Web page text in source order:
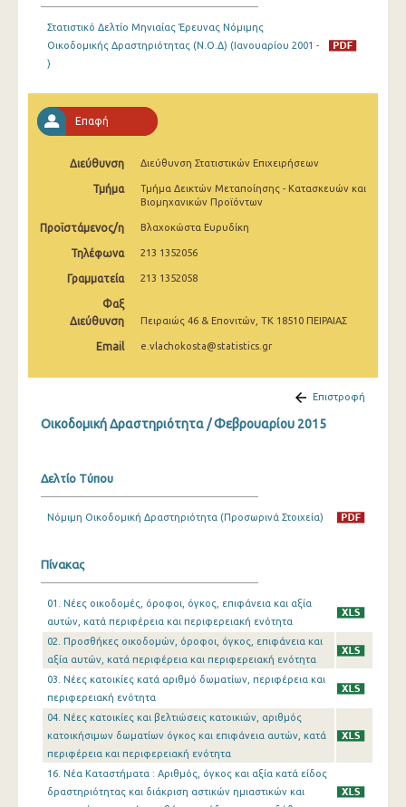
Ιανουαρίου 2025
Δεκεμβρίου 2024
Οκτωβρίου 2024
Σεπτεμβρίου 2024
Αυγούστου 2024
Ιουλίου 2024
Ιουνίου 2024
Απριλίου 2024
Δεκεμβρίου 2023
Οκτωβρίου 2023
Αυγούστου 2023
Ιουνίου 2023
Μαΐου 2023
Απριλίου 2023
Μαρτίου 2023
Φεβρουαρίου 2023
Ιανουαρίου 2023
Στατιστικό Δελτίο Μηνιαίας Έρευνας Νόμιμης
Οικοδομικής Δραστηριότητας (Ν.Ο.Δ) (Ιανουαρίου 2001 -
)
Επαφή
Διεύθυνση Διεύθυνση Στατιστικών Επιχειρήσεων
Τμήμα
Τμήμα Δεικτών Μεταποίησης - Κατασκευών και
Βιομηχανικών Προϊόντων
Προϊστάμενος/η Βλαχοκώστα Ευρυδίκη
Τηλέφωνα 213 1352056
Γραμματεία 213 1352058
Φαξ
Διεύθυνση
Πειραιώς 46 & Επονιτών, ΤΚ 18510 ΠΕΙΡΑΙΑΣ
Email e.vlachokosta@statistics.gr
Επιστροφή
Οικοδομική Δραστηριότητα / Φεβρουαρίου 2015
Δελτίο Τύπου
Νόμιμη Οικοδομική Δραστηριότητα (Προσωρινά Στοιχεία)
Πίνακας
01. Νέες οικοδομές, όροφοι, όγκος, επιφάνεια και αξία
αυτών, κατά περιφέρεια και περιφερειακή ενότητα
02. Προσθήκες οικοδομών, όροφοι, όγκος, επιφάνεια και
αξία αυτών, κατά περιφέρεια και περιφερειακή ενότητα
03. Νέες κατοικίες κατά αριθμό δωματίων, περιφέρεια και
περιφερειακή ενότητα
04. Νέες κατοικίες και βελτιώσεις κατοικιών, αριθμός
κατοικήσιμων δωματίων όγκος και επιφάνεια αυτών, κατά
περιφέρεια και περιφερειακή ενότητα
16. Νέα Καταστήματα : Αριθμός, όγκος και αξία κατά είδος
δραστηριότητας και διάκριση αστικών ημιαστικών και